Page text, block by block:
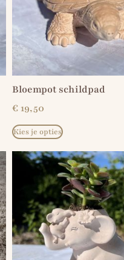
Bloempot schildpad
€19,50
Kies je opties